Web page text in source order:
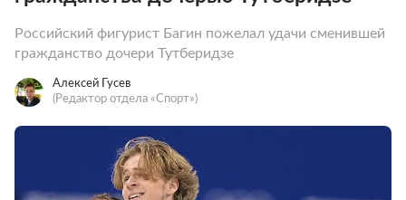
Российский фигурист Багин пожелал удачи сменившей
гражданство дочери Тутберидзе
Алексей Гусев
(Редактор отдела «Спорт»)